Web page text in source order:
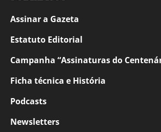
Assinar a Gazeta
Estatuto Editorial
Campanha “Assinaturas do
Ficha técnica e História
Podcasts
Newsletters